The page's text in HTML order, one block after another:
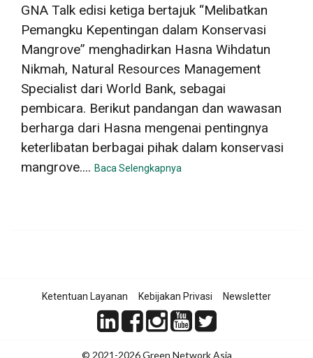
GNA Talk edisi ketiga bertajuk “Melibatkan
Pemangku Kepentingan dalam Konservasi
Mangrove” menghadirkan Hasna Wihdatun
Nikmah, Natural Resources Management
Specialist dari World Bank, sebagai
pembicara. Berikut pandangan dan wawasan
berharga dari Hasna mengenai pentingnya
keterlibatan berbagai pihak dalam konservasi
mangrove.... Baca Selengkapnya
Ketentuan Layanan Kebijakan Privasi Newsletter
© 2021-2026 Green Network Asia